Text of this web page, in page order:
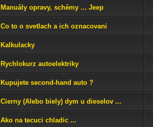
Manuály opravy, schémy ... Jeep
Co to o svetlach a ich oznacovani
Kalkulacky
Rychlokurz autoelektriky
Kupujete second-hand auto ?
Cierny (Alebo biely) dym u dieselov ...
Ako na tecuci chladic ...